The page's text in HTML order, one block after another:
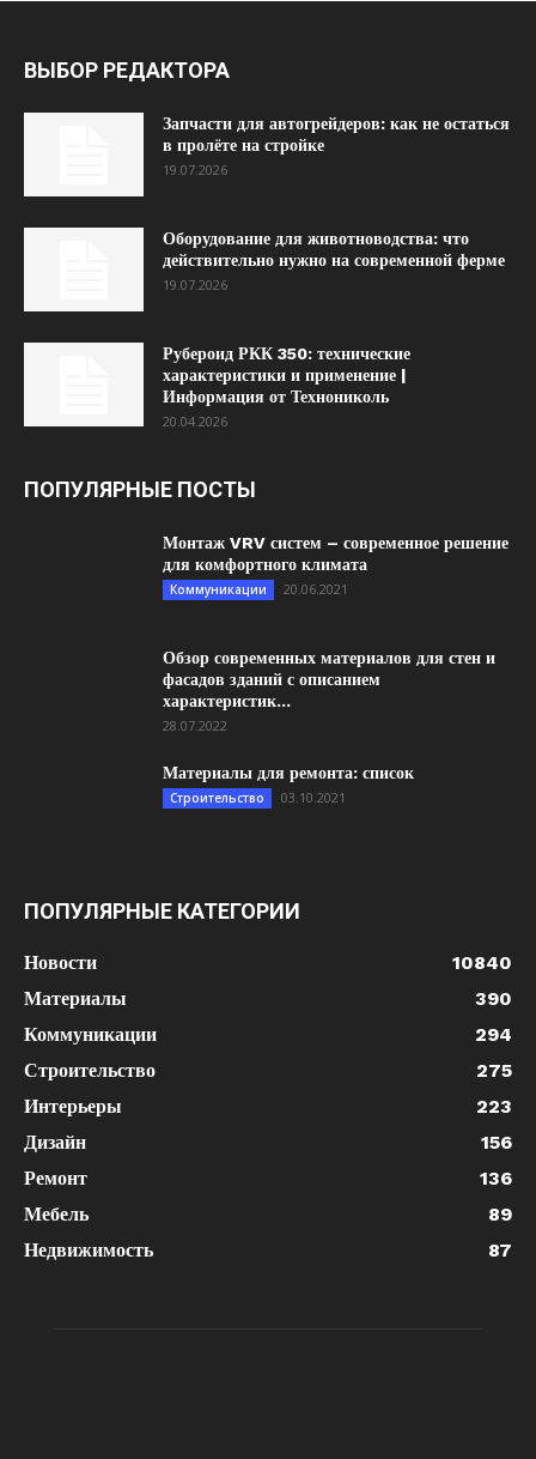
ВЫБОР РЕДАКТОРА
Запчасти для автогрейдеров: как не остаться
в пролёте на стройке
19.07.2026
Оборудование для животноводства: что
действительно нужно на современной ферме
19.07.2026
Рубероид РКК 350: технические
характеристики и применение |
Информация от Технониколь
20.04.2026
ПОПУЛЯРНЫЕ ПОСТЫ
Монтаж VRV систем – современное решение
для комфортного климата
Коммуникации 20.06.2021
Обзор современных материалов для стен и
фасадов зданий с описанием
характеристик...
28.07.2022
Материалы для ремонта: список
Строительство 03.10.2021
ПОПУЛЯРНЫЕ КАТЕГОРИИ
Новости
10840
Материалы
390
Коммуникации
294
Строительство
275
Интерьеры
223
Дизайн
156
Ремонт
136
Мебель
89
Недвижимость
87